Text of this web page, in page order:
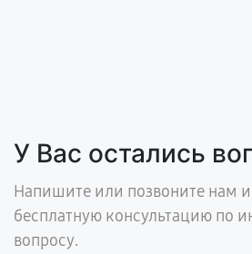
У Вас остались
Напишите или позвоните нам
бесплатную консультацию по
вопросу.